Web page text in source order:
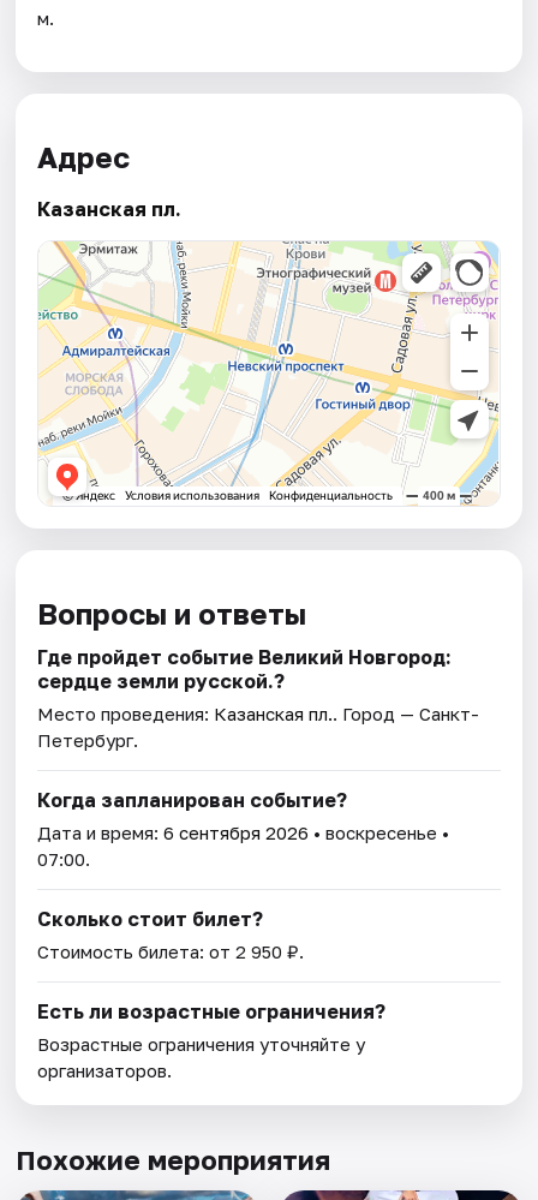
м.
Адрес
Казанская пл.
Вопросы и ответы
Где пройдет событие Великий Новгород:
сердце земли русской.?
Место проведения: Казанская пл.. Город — Санкт-
Петербург.
Когда запланирован событие?
Дата и время:6 сентября 2026 • воскресенье •
07:00.
Сколько стоит билет?
Стоимость билета: от 2 950 ₽.
Есть ли возрастные ограничения?
Возрастные ограничения уточняйте у
организаторов.
Похожие мероприятия